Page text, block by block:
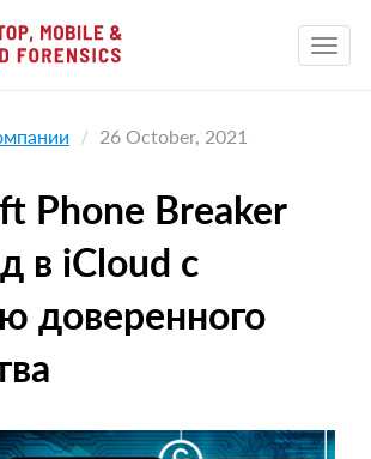
26 October, 2021
Phone Breaker
в iCloud с
доверенного